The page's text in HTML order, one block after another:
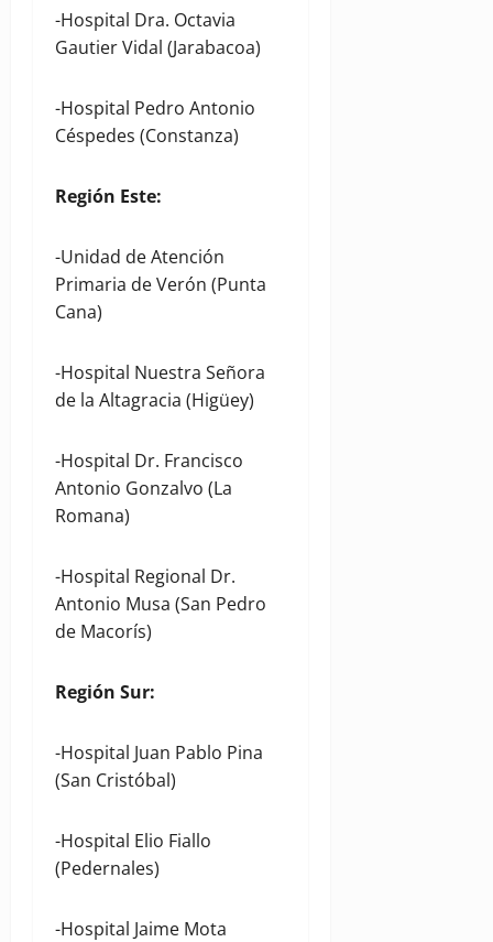
-Hospital Dra. Octavia
Gautier Vidal (Jarabacoa)
-Hospital Pedro Antonio
Céspedes (Constanza)
Región Este:
-Unidad de Atención
Primaria de Verón (Punta
Cana)
-Hospital Nuestra Señora
de la Altagracia (Higüey)
-Hospital Dr. Francisco
Antonio Gonzalvo (La
Romana)
-Hospital Regional Dr.
Antonio Musa (San Pedro
de Macorís)
Región Sur:
-Hospital Juan Pablo Pina
(San Cristóbal)
-Hospital Elio Fiallo
(Pedernales)
-Hospital Jaime Mota